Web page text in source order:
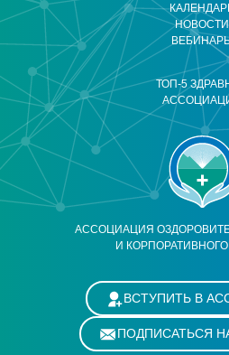
АССОЦИАЦИЯ
И
НОВОСТИ
ТОП-5
ВСТУПИТЬ В
ПОДПИСАТЬСЯ